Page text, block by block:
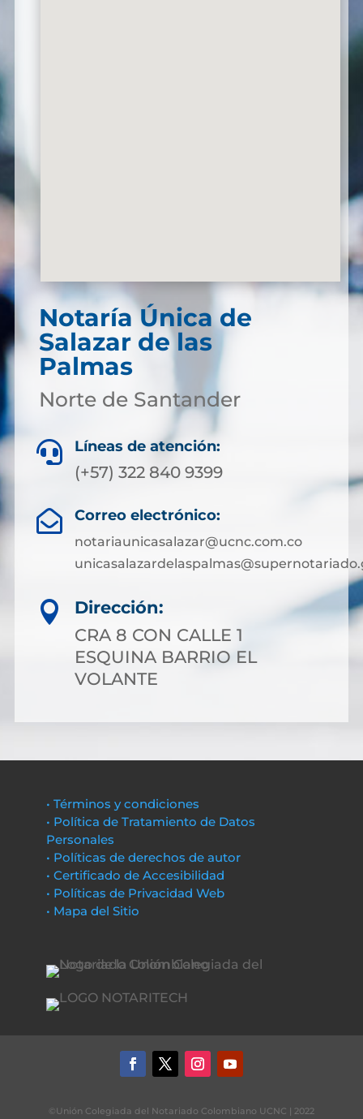
Notaría Única de
Salazar de las
Palmas
Norte de Santander
 Líneas de atención:
(+57) 322 840 9399
 Correo electrónico:
notariaunicasalazar@ucnc.com.co

Dirección:
CRA 8 CON CALLE 1
ESQUINA BARRIO EL
VOLANTE
• Términos y condiciones
• Política de Tratamiento de Datos
Personales
• Políticas de derechos de autor
• Certificado de Accesibilidad
• Políticas de Privacidad Web
• Mapa del Sitio
©Unión Colegiada del Notariado Colombiano UCNC | 2022